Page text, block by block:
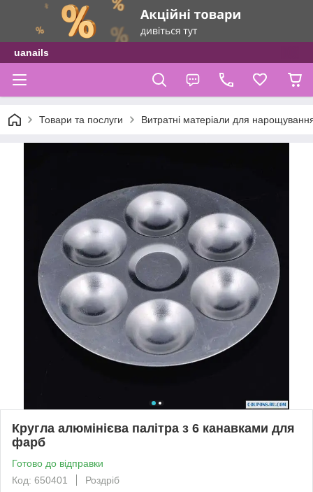
uanails
Товари та послуги Витратні матеріали для
Кругла алюмінієва палітра з 6 канавками для
фарб
Готово до відправки
Код: 650401
Роздріб